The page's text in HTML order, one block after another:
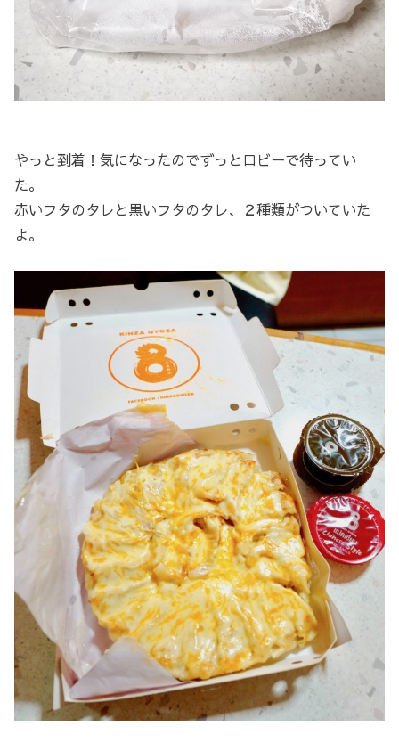
やっと到着！気になったのでずっとロビーで待ってい
た。
赤いフタのタレと黒いフタのタレ、２種類がついていた
よ。